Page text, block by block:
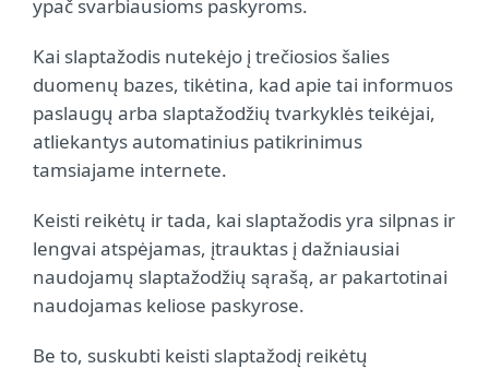
ypač svarbiausioms paskyroms.
Kai slaptažodis nutekėjo į trečiosios šalies
duomenų bazes, tikėtina, kad apie tai informuos
paslaugų arba slaptažodžių tvarkyklės teikėjai,
atliekantys automatinius patikrinimus
tamsiajame internete.
Keisti reikėtų ir tada, kai slaptažodis yra silpnas ir
lengvai atspėjamas, įtrauktas į dažniausiai
naudojamų slaptažodžių sąrašą, ar pakartotinai
naudojamas keliose paskyrose.
Be to, suskubti keisti slaptažodį reikėtų